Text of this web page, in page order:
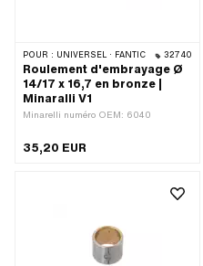
POUR : UNIVERSEL · FANTIC 32740
Roulement d'embrayage Ø
14/17 x 16,7 en bronze |
Minaralli V1
Minarelli numéro OEM: 6040
35,20 EUR